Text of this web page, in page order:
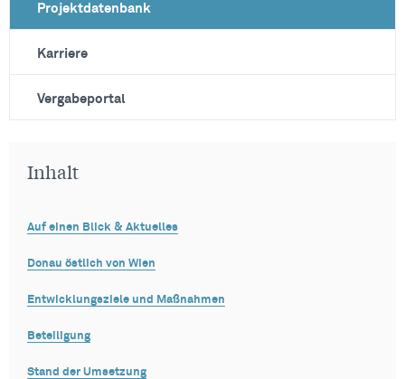
Projektdatenbank
Karriere
Vergabeportal
Inhalt
Auf einen Blick & Aktuelles
Donau östlich von Wien
Entwicklungsziele und Maßnahmen
Beteiligung
Stand der Umsetzung